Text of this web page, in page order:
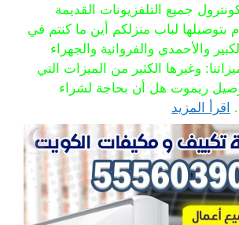
جميع التلفزيونات القديمة
بتوصيلها لباب منزلكم أين ما كنتم في
والأحمدي والفروانية والجهراء
وغيرها الكثير من الميزات التي
ريموت هل أن بحاجة لشراء
اقرأ المزيد